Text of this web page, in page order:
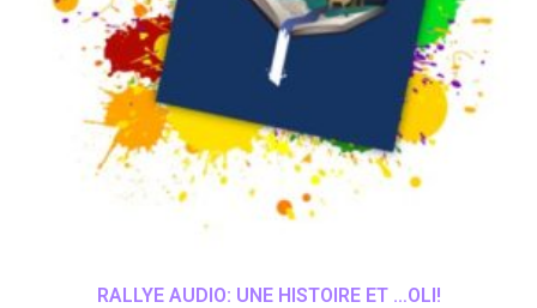
RALLYE AUDIO: UNE HISTOIRE ET …OLI!